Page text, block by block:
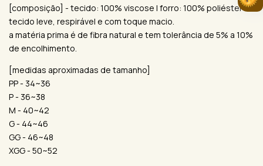
[composição] - tecido: 100% viscose | forro: 100% poliéster
tecido leve, respirável e com toque macio.
a matéria prima é de fibra natural e tem tolerância de 5% a 10%
de encolhimento.
[medidas aproximadas de tamanho]
PP - 34~36
P - 36~38
M - 40~42
G - 44~46
GG - 46~48
XGG - 50~52